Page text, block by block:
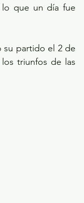
que un día fue
su partido el 2 de
triunfos de las